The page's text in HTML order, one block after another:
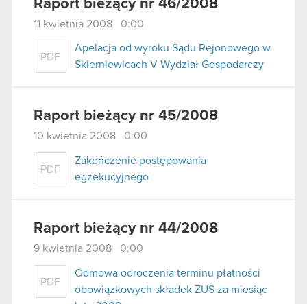
Raport bieżący nr 46/2008
11 kwietnia 2008 0:00
PDF
Apelacja od wyroku Sądu Rejonowego w
Skierniewicach V Wydział Gospodarczy
Raport bieżący nr 45/2008
10 kwietnia 2008 0:00
PDF
Zakończenie postępowania
egzekucyjnego
Raport bieżący nr 44/2008
9 kwietnia 2008 0:00
PDF
Odmowa odroczenia terminu płatności
obowiązkowych składek ZUS za miesiąc